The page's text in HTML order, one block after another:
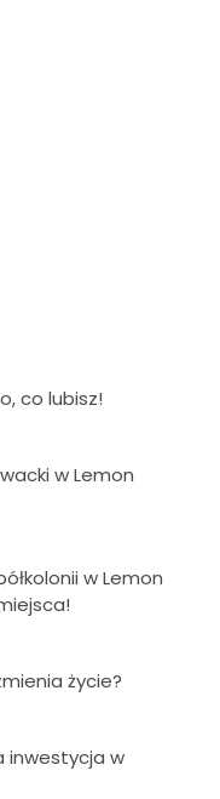
co lubisz!
w Lemon
w Lemon
życie?
inwestycja w